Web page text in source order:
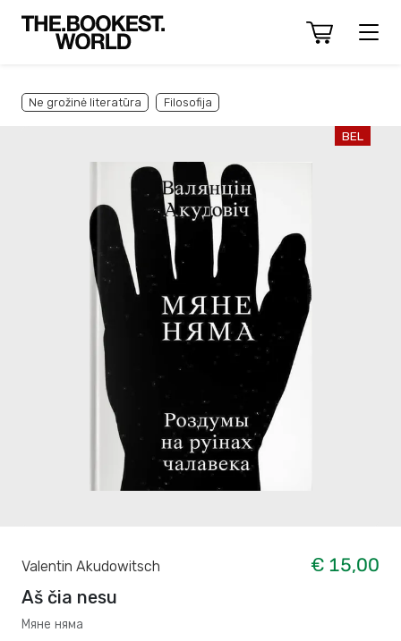
Ne grožinė literatūra Filosofija
BEL
Valentin Akudowitsch
€ 15,00
Aš čia nesu
Мяне няма